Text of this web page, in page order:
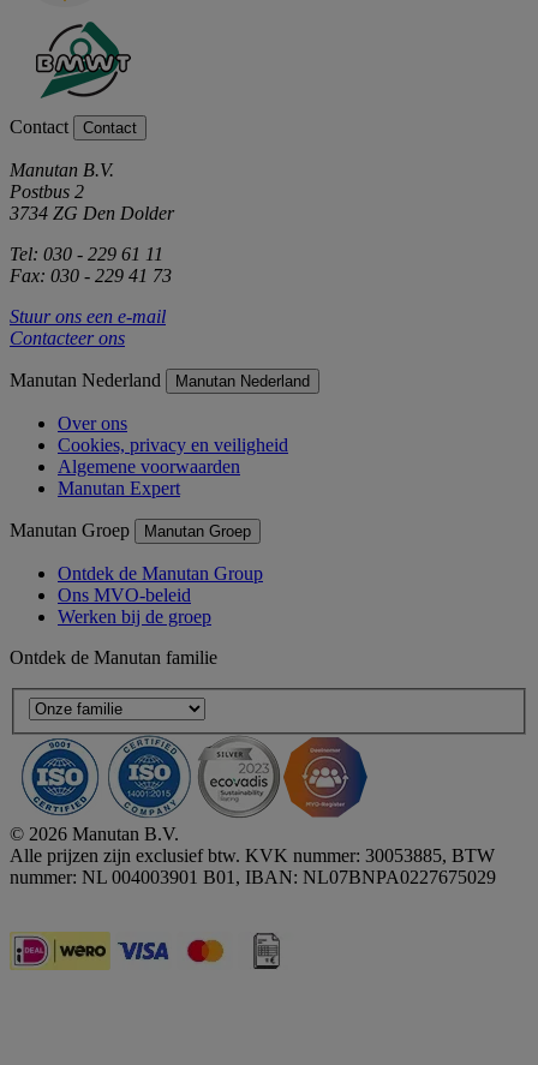
Contact Contact
Manutan B.V.
Postbus 2
3734 ZG Den Dolder
Tel: 030 - 229 61 11
Fax: 030 - 229 41 73
Stuur ons een e-mail
Contacteer ons
Manutan Nederland Manutan Nederland
Over ons
Cookies, privacy en veiligheid
Algemene voorwaarden
Manutan Expert
Manutan Groep Manutan Groep
Ontdek de Manutan Group
Ons MVO-beleid
Werken bij de groep
Ontdek de Manutan familie
© 2026 Manutan B.V.
Alle prijzen zijn exclusief btw. KVK nummer: 30053885, BTW
nummer: NL 004003901 B01, IBAN: NL07BNPA0227675029